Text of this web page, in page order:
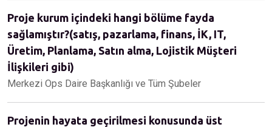
Proje kurum içindeki hangi bölüme fayda
sağlamıştır?(satış, pazarlama, finans, İK, IT,
Üretim, Planlama, Satın alma, Lojistik Müşteri
İlişkileri gibi)
Merkezi Ops Daire Başkanlığı ve Tüm Şubeler
Projenin hayata geçirilmesi konusunda üst